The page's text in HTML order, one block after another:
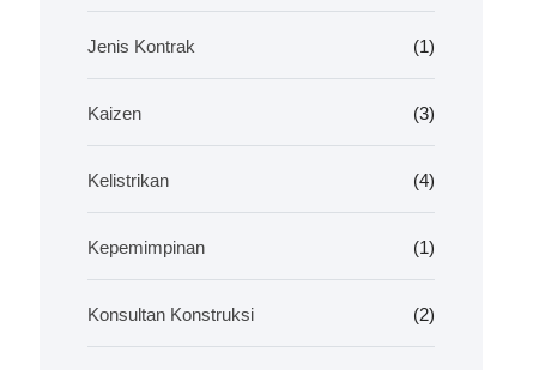
Jenis Kontrak (1)
Kaizen (3)
Kelistrikan (4)
Kepemimpinan (1)
Konsultan Konstruksi (2)